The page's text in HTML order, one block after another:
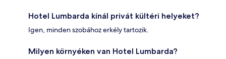
Hotel Lumbarda kínál privát kültéri helyeket?
Igen, minden szobához erkély tartozik.
Milyen környéken van Hotel Lumbarda?